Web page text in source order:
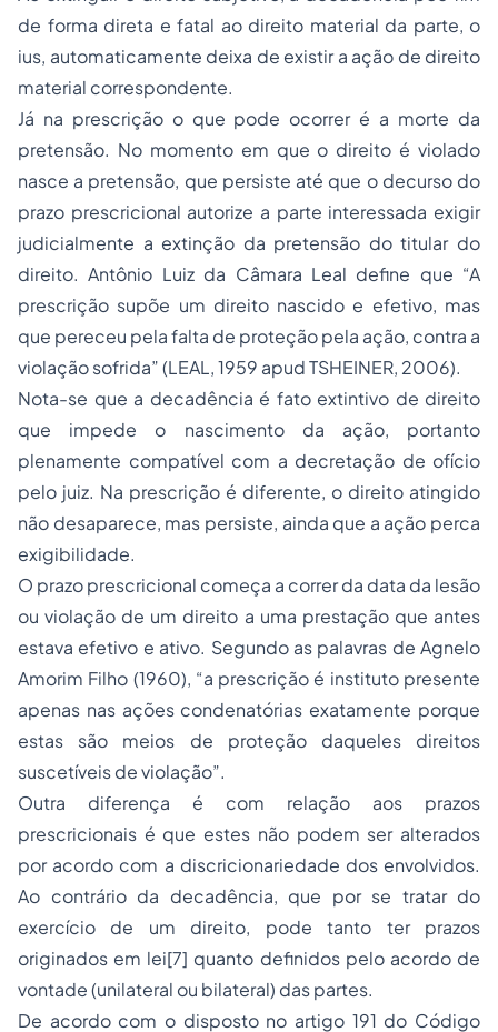
de forma direta e fatal ao direito material da parte, o
ius, automaticamente deixa de existir a ação de direito
material correspondente.
Já na prescrição o que pode ocorrer é a morte da
pretensão. No momento em que o direito é violado
nasce a pretensão, que persiste até que o decurso do
prazo prescricional autorize a parte interessada exigir
judicialmente a extinção da pretensão do titular do
direito. Antônio Luiz da Câmara Leal define que “A
prescrição supõe um direito nascido e efetivo, mas
que pereceu pela falta de proteção pela ação, contra a
violação sofrida” (LEAL, 1959 apud TSHEINER, 2006).
Nota-se que a decadência é fato extintivo de direito
que impede o nascimento da ação, portanto
plenamente compatível com a decretação de ofício
pelo juiz. Na prescrição é diferente, o direito atingido
não desaparece, mas persiste, ainda que a ação perca
exigibilidade.
O prazo prescricional começa a correr da data da lesão
ou violação de um direito a uma prestação que antes
estava efetivo e ativo. Segundo as palavras de Agnelo
Amorim Filho (1960), “a prescrição é instituto presente
apenas nas ações condenatórias exatamente porque
estas são meios de proteção daqueles direitos
suscetíveis de violação”.
Outra diferença é com relação aos prazos
prescricionais é que estes não podem ser alterados
por acordo com a discricionariedade dos envolvidos.
Ao contrário da decadência, que por se tratar do
exercício de um direito, pode tanto ter prazos
originados em lei[7] quanto definidos pelo acordo de
vontade (unilateral ou bilateral) das partes.
De acordo com o disposto no artigo 191 do Código